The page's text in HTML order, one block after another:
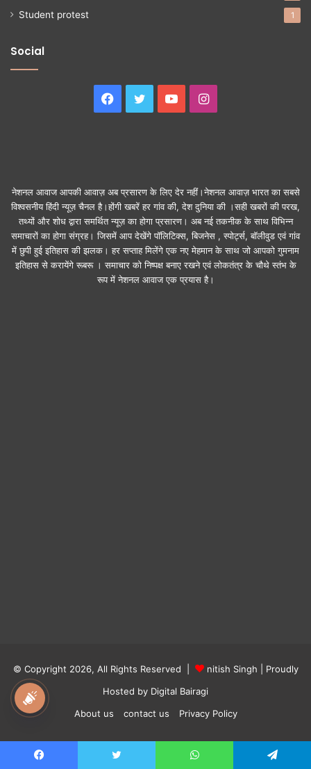
Student protest 1
Social
Facebook
Twitter YouTubeInstagram
नेशनल आवाज आपकी आवाज़ अब प्रसारण के लिए देर नहीं।नेशनल आवाज़ भारत का सबसे
विश्वसनीय हिंदी न्यूज़ चैनल है।होंगी खबरें हर गांव की, देश दुनिया की ।सही खबरों की परख,
तथ्यों और शोध द्वारा समर्थित न्यूज़ का होगा प्रसारण। अब नई तकनीक के साथ विभिन्न
समाचारों का होगा संग्रह। जिसमें आप देखेंगे पॉलिटिक्स, बिजनेस , स्पोर्ट्स, बॉलीवुड एवं गांव
में छुपी हुई इतिहास की झलक। हर सप्ताह मिलेंगे एक नए मेहमान के साथ जो आपको गुमनाम
इतिहास से करायेंगे रूबरू । समाचार को निष्पक्ष बनाए रखने एवं लोकतंत्र के चौथे स्तंभ के
रूप में नेशनल आवाज एक प्रयास है।
© Copyright 2026, All Rights Reserved | nitish Singh | Proudly
Hosted by Digital Bairagi
About us
contact us Privacy Policy
Facebook YouTube
national awaz